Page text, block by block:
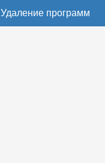
Удаление программ